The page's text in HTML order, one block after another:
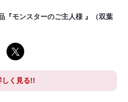
『モンスターのご主人様 』（双葉
しく見る!!